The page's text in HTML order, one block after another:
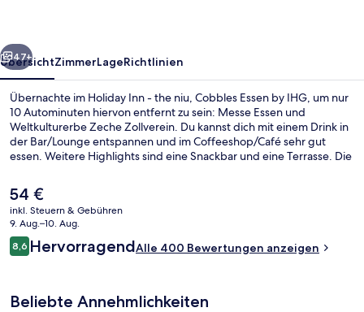
Essen
by
IHG
Weiter
47+
ÜbersichtZimmerLageRichtlinien
Übernachte im Holiday Inn - the niu, Cobbles Essen by IHG, um nur
10 Autominuten hiervon entfernt zu sein: Messe Essen und
Weltkulturerbe Zeche Zollverein. Du kannst dich mit einem Drink in
der Bar/Lounge entspannen und im Coffeeshop/Café sehr gut
essen. Weitere Highlights sind eine Snackbar und eine Terrasse. Die
Verkehrsmitteln entfernt: Zur U-Bahn läuft man 6 Minuten
(Stadtbahn-Haltestelle Planckstraße) bzw. 6 Minuten (Stadtbahn-
Haltestelle Bismarckplatz).
Der
aktuelle
Preis
beträgt
54 €.
54 €
inkl. Steuern & Gebühren
9. Aug.–10. Aug.
Bewertungen
8,68,6 von 10.
HervorragendAlle 400 Bewertungen anzeigen
Beliebte Annehmlichkeiten